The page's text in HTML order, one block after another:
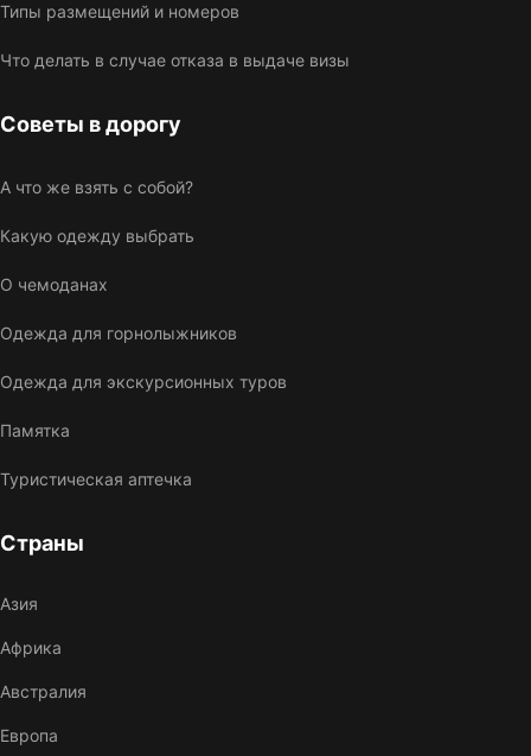
Типы размещений и номеров
Что делать в случае отказа в выдаче визы
Советы в дорогу
А что же взять с собой?
Какую одежду выбрать
О чемоданах
Одежда для горнолыжников
Одежда для экскурсионных туров
Памятка
Туристическая аптечка
Страны
Азия
Африка
Австралия
Европа